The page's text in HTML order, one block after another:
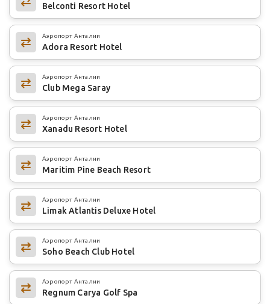
Belconti Resort Hotel
Аэропорт Анталии
Adora Resort Hotel
Аэропорт Анталии
Club Mega Saray
Аэропорт Анталии
Xanadu Resort Hotel
Аэропорт Анталии
Maritim Pine Beach Resort
Аэропорт Анталии
Limak Atlantis Deluxe Hotel
Аэропорт Анталии
Soho Beach Club Hotel
Аэропорт Анталии
Regnum Carya Golf Spa